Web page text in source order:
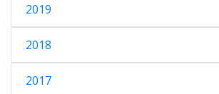
2019
2018
2017